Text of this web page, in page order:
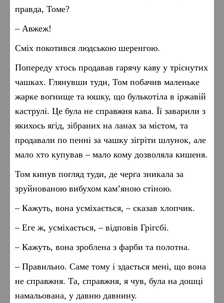
правда, Томе?
– Авжеж!
Сміх покотився людською шеренгою.
Попереду хтось продавав гарячу каву у тріснутих
чашках. Глянувши туди, Том побачив маленьке
жарке вогнище та юшку, що булькотіла в іржавій
каструлі. Це була не справжня кава. Її заварили з
якихось ягід, зібраних на ланах за містом, та
продавали по пенні за чашку зігріти шлунок, але
мало хто купував – мало кому дозволяла кишеня.
Том кинув погляд туди, де черга зникала за
зруйнованою вибухом кам’яною стіною.
– Кажуть, вона усміхається, – сказав хлопчик.
– Еге ж, усміхається, – відповів Грігсбі.
– Кажуть, вона зроблена з фарби та полотна.
– Правильно. Саме тому і здається мені, що вона
не справжня. Та, справжня, я чув, була на дошці
намальована, у давню давнину.